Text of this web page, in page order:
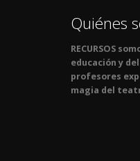
Quiénes
RECURSOS
educación y
profesores
magia del